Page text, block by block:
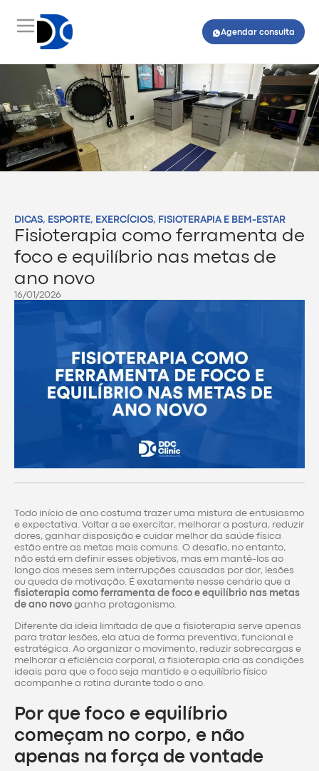
Agendar consulta
DICAS, ESPORTE, EXERCÍCIOS, FISIOTERAPIA E BEM-ESTAR
Fisioterapia como ferramenta de
foco e equilíbrio nas metas de
ano novo
16/01/2026
Todo início de ano costuma trazer uma mistura de entusiasmo
e expectativa. Voltar a se exercitar, melhorar a postura, reduzir
dores, ganhar disposição e cuidar melhor da saúde física
estão entre as metas mais comuns. O desafio, no entanto,
não está em definir esses objetivos, mas em mantê-los ao
longo dos meses sem interrupções causadas por dor, lesões
ou queda de motivação. É exatamente nesse cenário que a
fisioterapia como ferramenta de foco e equilíbrio nas metas
de ano novo ganha protagonismo.
Diferente da ideia limitada de que a fisioterapia serve apenas
para tratar lesões, ela atua de forma preventiva, funcional e
estratégica. Ao organizar o movimento, reduzir sobrecargas e
melhorar a eficiência corporal, a fisioterapia cria as condições
ideais para que o foco seja mantido e o equilíbrio físico
acompanhe a rotina durante todo o ano.
Por que foco e equilíbrio
começam no corpo, e não
apenas na força de vontade